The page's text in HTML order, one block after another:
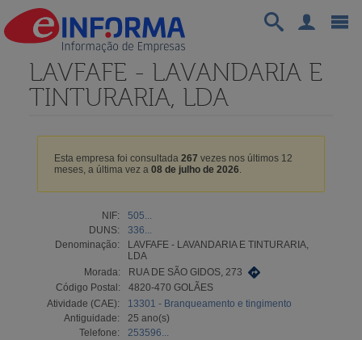
LAVFAFE - LAVANDARIA E
TINTURARIA, LDA
Esta empresa foi consultada 267 vezes nos últimos 12
meses, a última vez a 08 de julho de 2026.
NIF:
505...
DUNS:
336...
Denominação:
LAVFAFE - LAVANDARIA E TINTURARIA,
LDA
Morada:
RUA DE SÃO GIDOS, 273
Código Postal:
4820-470 GOLÃES
Atividade (CAE):
13301 - Branqueamento e tingimento
Antiguidade:
25 ano(s)
Telefone:
253596...